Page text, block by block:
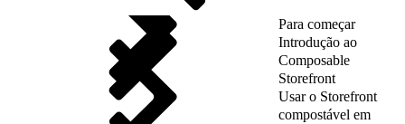
Para começar
Introdução ao
Composable
Storefront
Usar o Storefront
compostável em